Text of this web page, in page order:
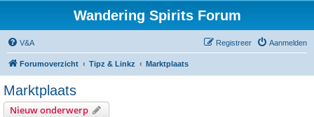
Wandering Spirits Forum
V&A Aanmelden
Registreer
Forumoverzicht Tipz & Linkz Marktplaats
Marktplaats
Nieuw onderwerp